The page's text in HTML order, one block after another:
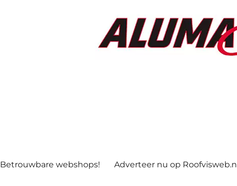
Betrouwbare webshops! Adverteer nu op Roofvisweb.nl